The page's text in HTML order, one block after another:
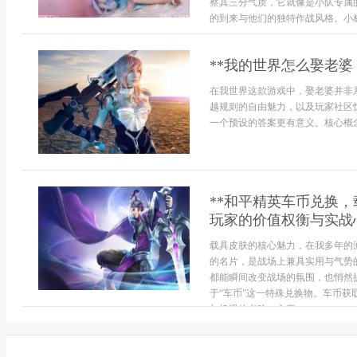
察其三分气质，它就像是小队专
的到来与他们的独特作战风格。小
**我的世界怎么娶老
在我世界这款游戏中，娶老婆并
越规则的自由魅力，以及玩家社
一个预设的答案更有意义。核心概
**和平精英车币兑换
玩家的价值权衡与实
载具皮肤的核心魅力，在我多年
的名片，是战场上兼具实用与气
都能瞬间改变战场的氛围，也悄
于“车币”这一特殊兑换物。车币
与机遇的考验，主要...